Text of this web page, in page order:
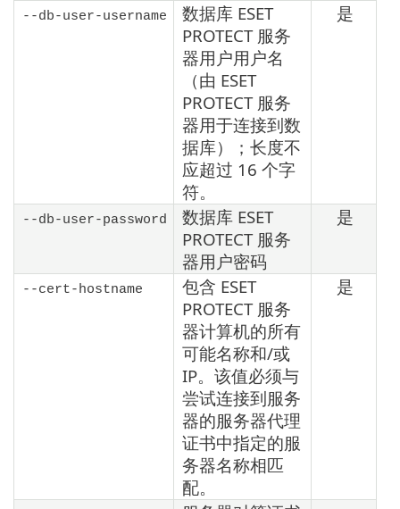
--db-user-username
数据库 ESET
PROTECT 服务
器用户用户名
（由 ESET
PROTECT 服务
器用于连接到数
据库）；长度不
应超过 16 个字
符。
是
--db-user-password
数据库 ESET
PROTECT 服务
器用户密码
是
--cert-hostname
包含 ESET
PROTECT 服务
器计算机的所有
可能名称和/或
IP。该值必须与
尝试连接到服务
器的服务器代理
证书中指定的服
务器名称相匹
配。
是